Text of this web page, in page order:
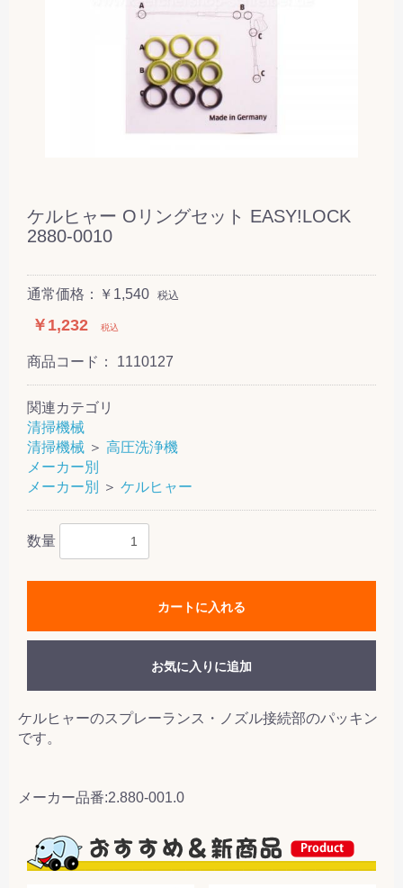
ケルヒャー Oリングセット EASY!LOCK
2880-0010
通常価格：￥1,540 税込
￥1,232 税込
商品コード： 1110127
関連カテゴリ
清掃機械
清掃機械 ＞ 高圧洗浄機
メーカー別
メーカー別
＞ ケルヒャー
数量
カートに入れる
お気に入りに追加
ケルヒャーのスプレーランス・ノズル接続部のパッキン
です。
メーカー品番:2.880-001.0